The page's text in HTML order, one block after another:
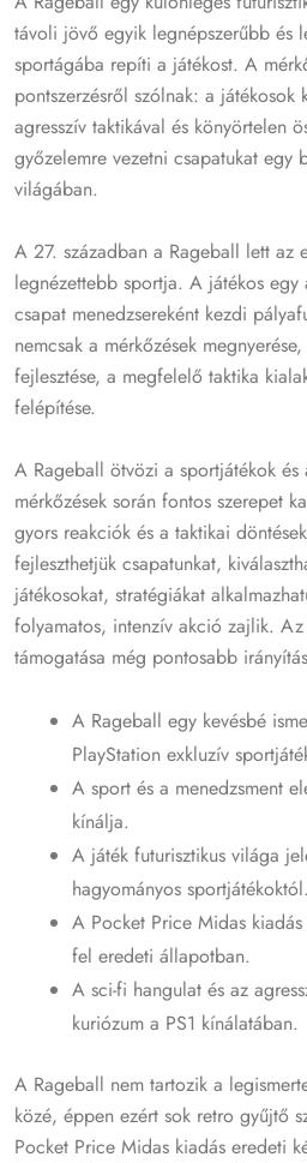
távoli jövő egyik legnépszerűbb és
sportágába repíti a játékost. A
pontszerzésről szólnak: a játékosok
agresszív taktikával és könyörtelen
győzelemre vezetni csapatukat egy
világában.
A 27. században a Rageball lett az
legnézettebb sportja. A játékos egy
csapat menedzsereként kezdi
nemcsak a mérkőzések
fejlesztése, a megfelelő taktika
felépítése.
A Rageball ötvözi a sportjátékok
mérkőzések során fontos szerepet
gyors reakciók és a taktikai
fejleszthetjük csapatunkat,
játékosokat, stratégiákat
folyamatos, intenzív akció zajlik.
támogatása még pontosabb
A Rageball egy kevésbé
PlayStation exkluzív
A sport és a menedzsment
kínálja.
A játék futurisztikus világa
hagyományos sportjátékoktól.
A Pocket Price Midas
fel eredeti állapotban.
A sci-fi hangulat és az
kuriózum a PS1 kínálatában.
A Rageball nem tartozik a
közé, éppen ezért sok retro gyűjtő
Pocket Price Midas kiadás eredeti